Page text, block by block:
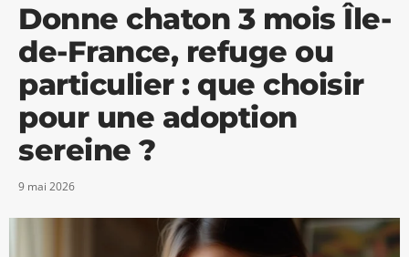
Donne chaton 3 mois Île-
de-France, refuge ou
particulier : que choisir
pour une adoption
sereine ?
9 mai 2026